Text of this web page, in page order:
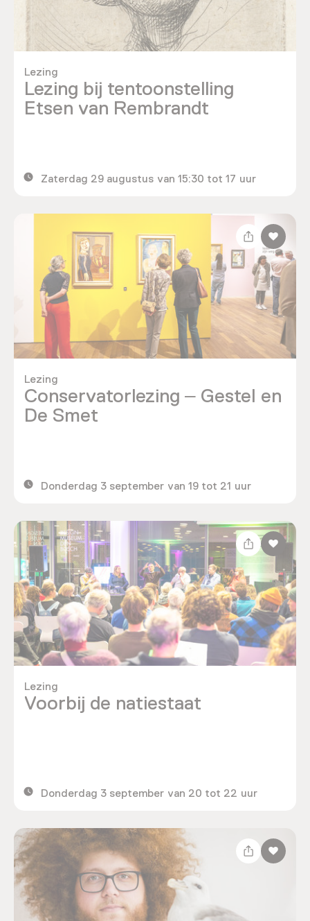
Lezing bij tentoonstelling
Etsen van Rembrandt
Lezing
Zaterdag 29 augustus van 15:30 tot 17 uur
Conservatorlezing – Gestel en
De Smet
Lezing
Donderdag 3 september van 19 tot 21 uur
Voorbij de natiestaat
Lezing
Donderdag 3 september van 20 tot 22 uur